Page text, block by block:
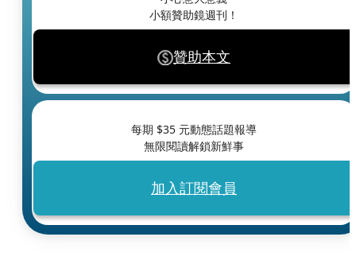
小額贊助鏡週刊！
贊助本文
每期 $35 元動態話題報導
無限閱讀解鎖新鮮事
加入訂閱會員